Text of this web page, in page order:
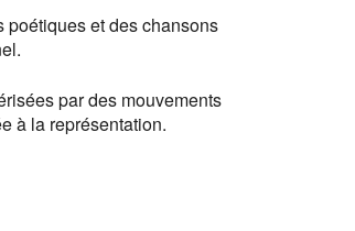
poétiques et des chansons
par des mouvements
à la représentation.